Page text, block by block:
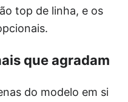
top de linha, e os
que agradam
do modelo em si